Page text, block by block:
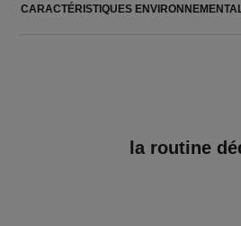
CARACTÉRISTIQUES
la routine